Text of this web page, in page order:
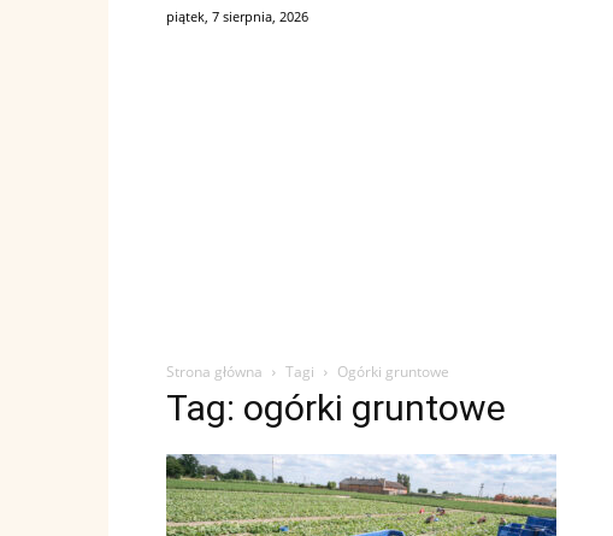
piątek, 7 sierpnia, 2026
Strona główna Tagi Ogórki gruntowe
Tag: ogórki gruntowe